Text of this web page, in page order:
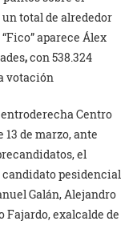
total de alrededor
aparece Álex
,con 538.324
votación
Centro
de marzo, ante
el
pesidencial
Galán, Alejandro
Fajardo, exalcalde de